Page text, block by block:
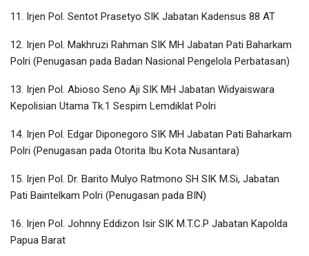
11. Irjen Pol. Sentot Prasetyo SIK Jabatan Kadensus 88 AT
12. Irjen Pol. Makhruzi Rahman SIK MH Jabatan Pati Baharkam
Polri (Penugasan pada Badan Nasional Pengelola Perbatasan)
13. Irjen Pol. Abioso Seno Aji SIK MH Jabatan Widyaiswara
Kepolisian Utama Tk.1 Sespim Lemdiklat Polri
14. Irjen Pol. Edgar Diponegoro SIK MH Jabatan Pati Baharkam
Polri (Penugasan pada Otorita Ibu Kota Nusantara)
15. Irjen Pol. Dr. Barito Mulyo Ratmono SH SIK M.Si, Jabatan
Pati Baintelkam Polri (Penugasan pada BIN)
16. Irjen Pol. Johnny Eddizon Isir SIK M.T.C.P Jabatan Kapolda
Papua Barat